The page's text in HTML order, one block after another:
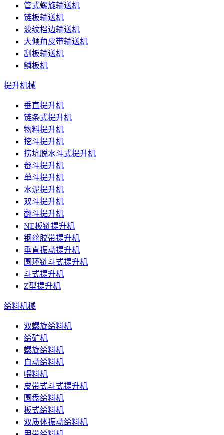
管式螺旋输送机
链板输送机
波纹挡边输送机
大倾角皮带输送机
刮板输送机
鳞板机
提升机械
垂直提升机
链条式提升机
物料提升机
挖斗提升机
捞坑脱水斗式提升机
畚斗提升机
单斗提升机
水泥提升机
双斗提升机
翻斗提升机
NE板链提升机
钢丝胶带提升机
垂直振动提升机
圆环链斗式提升机
斗式提升机
Z型提升机
给料机械
双螺旋给料机
给矿机
螺旋给料机
自动给料机
喂料机
皮带式斗式提升机
圆盘给料机
板式给料机
双质体振动给料机